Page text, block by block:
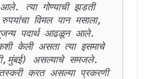
आले. त्या गोण्याची झडती
विमल पान मसाला,
पदार्थ आढळून आले.
केली असता त्या इसमाचे
असल्याचे समजले.
तस्करी करत असल्या प्रकरणी